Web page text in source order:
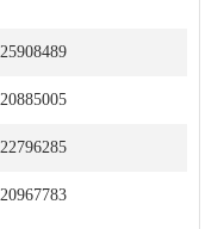
25908489
20885005
22796285
20967783